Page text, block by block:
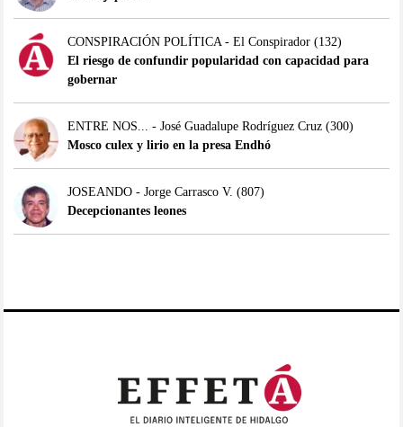
CONSPIRACIÓN POLÍTICA - El Conspirador(132)
El riesgo de confundir popularidad con capacidad para
gobernar
ENTRE NOS... - José Guadalupe Rodríguez Cruz(300)
Mosco culex y lirio en la presa Endhó
JOSEANDO - Jorge Carrasco V. (807)
Decepcionantes leones